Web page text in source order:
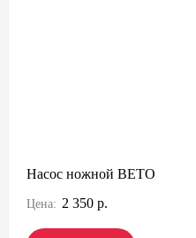
Насос ножной BETO
Цена: 2 350 р.